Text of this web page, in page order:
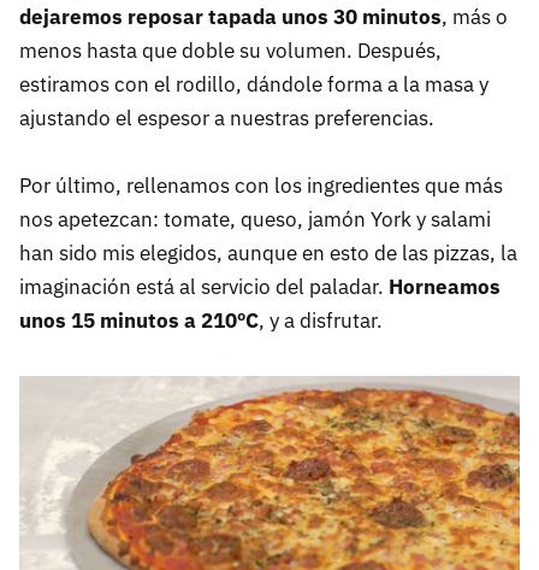
dejaremos reposar tapada unos 30 minutos, más o
menos hasta que doble su volumen. Después,
estiramos con el rodillo, dándole forma a la masa y
ajustando el espesor a nuestras preferencias.
Por último, rellenamos con los ingredientes que más
nos apetezcan: tomate, queso, jamón York y salami
han sido mis elegidos, aunque en esto de las pizzas, la
imaginación está al servicio del paladar. Horneamos
unos 15 minutos a 210ºC, y a disfrutar.